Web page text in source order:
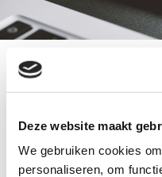
Deze website maakt
We gebruiken cookies
personaliseren, om
Verschijnselen zijn
gewichtsschommelingen,